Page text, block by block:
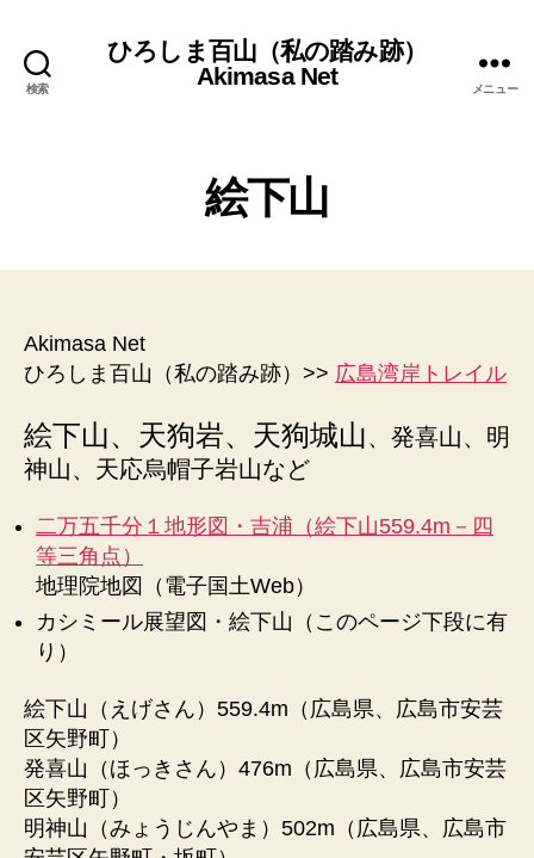
検索
ひろしま百山（私の踏み跡）
Akimasa Net
メニュー
絵下山
Akimasa Net
ひろしま百山（私の踏み跡）>> 広島湾岸トレイル
絵下山、天狗岩、天狗城山、発喜山、明
神山、天応烏帽子岩山など
二万五千分１地形図・吉浦（絵下山559.4m－四
等三角点）
地理院地図（電子国土Web）
カシミール展望図・絵下山（このページ下段に有
り）
絵下山（えげさん）559.4m（広島県、広島市安芸
区矢野町）
発喜山（ほっきさん）476m（広島県、広島市安芸
区矢野町）
明神山（みょうじんやま）502m（広島県、広島市